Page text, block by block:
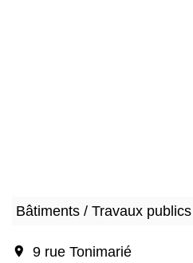
Bâtiments / Travaux publics
location_on
9 rue Tonimarié